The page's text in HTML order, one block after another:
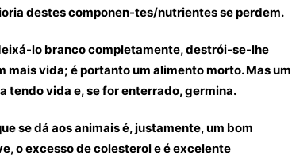
destes componen-tes/nutrientes se perdem.
lo branco completamente, destrói-se-lhe
mais vida; é portanto um alimento morto. Mas um
tendo vida e, se for enterrado, germina.
se dá aos animais é, justamente, um bom
o excesso de colesterol e é excelente